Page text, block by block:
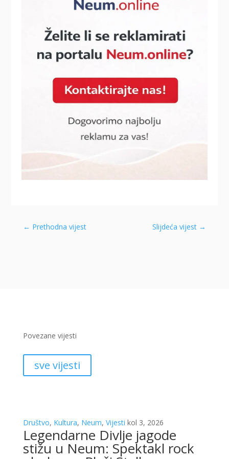
← Prethodna vijest Slijdeća vijest →
Povezane vijesti
sve vijesti
Društvo, Kultura, Neum, Vijesti kol 3, 2026
Legendarne Divlje jagode
stižu u Neum: Spektakl rock